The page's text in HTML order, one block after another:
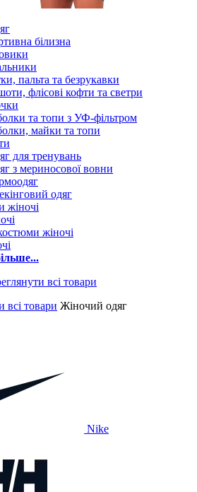
білизна
пальта та безрукавки
флісові кофти та светри
та топи з УФ-фільтром
майки та топи
для тренувань
з мериносової вовни
одяг
жіночі
жіночі
всі товари Жіночий одяг
Nike